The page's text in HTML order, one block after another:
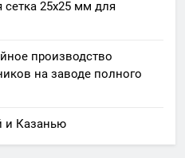
25х25 мм для
производство
на заводе полного
и Казанью